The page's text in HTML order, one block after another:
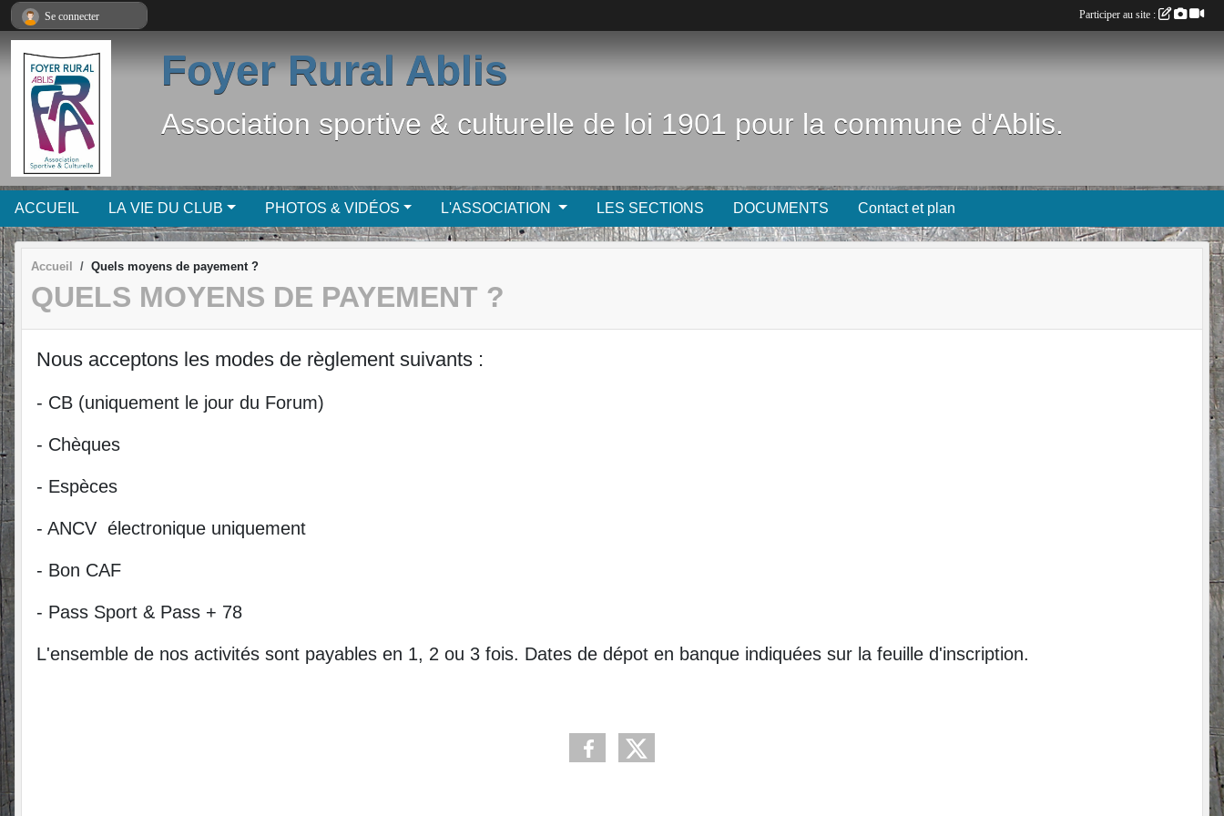
Foyer Rural Ablis
Association sportive & culturelle de loi 1901 pour la commune d'Ablis.
ACCUEIL LA VIE DU CLUB PHOTOS & VIDÉOS L'ASSOCIATION LES SECTIONS DOCUMENTS Contact et plan
Accueil Quels moyens de payement ?
QUELS MOYENS DE PAYEMENT ?
Nous acceptons les modes de règlement suivants :
- CB (uniquement le jour du Forum)
- Chèques
- Espèces
- ANCV électronique uniquement
- Bon CAF
- Pass Sport & Pass + 78
L'ensemble de nos activités sont payables en 1, 2 ou 3 fois. Dates de dépot en banque indiquées sur la feuille d'inscription.
Se connecter Participer au site :
Panneau de gestion des cookies